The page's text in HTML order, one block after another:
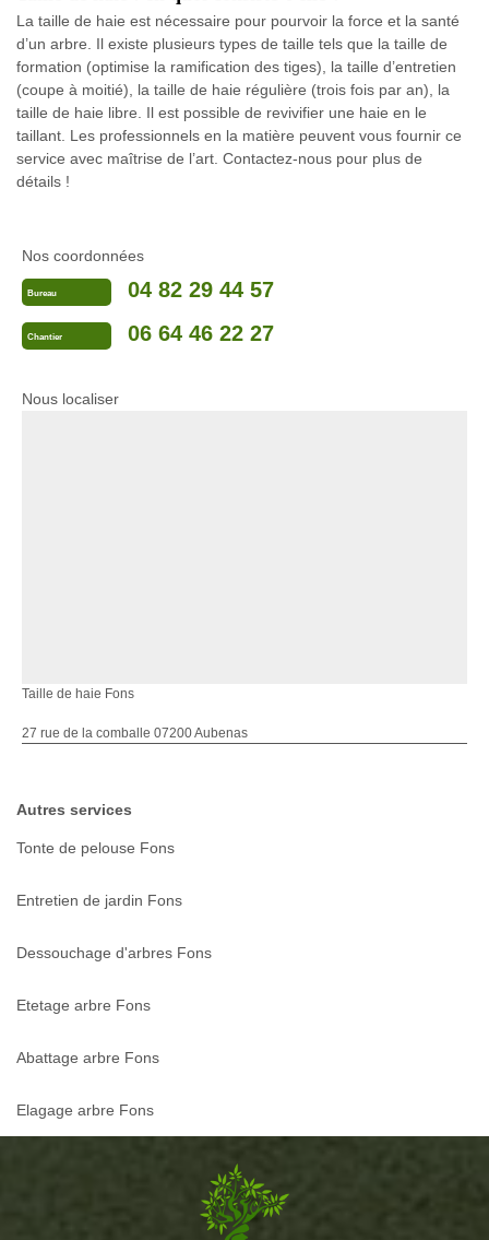
La taille de haie est nécessaire pour pourvoir la force et la santé
d’un arbre. Il existe plusieurs types de taille tels que la taille de
formation (optimise la ramification des tiges), la taille d’entretien
(coupe à moitié), la taille de haie régulière (trois fois par an), la
taille de haie libre. Il est possible de revivifier une haie en le
taillant. Les professionnels en la matière peuvent vous fournir ce
service avec maîtrise de l’art. Contactez-nous pour plus de
détails !
Nos coordonnées
Bureau 04 82 29 44 57
Chantier 06 64 46 22 27
Nous localiser
Taille de haie Fons
27 rue de la comballe 07200 Aubenas
Autres services
Tonte de pelouse Fons
Entretien de jardin Fons
Dessouchage d'arbres Fons
Etetage arbre Fons
Abattage arbre Fons
Elagage arbre Fons